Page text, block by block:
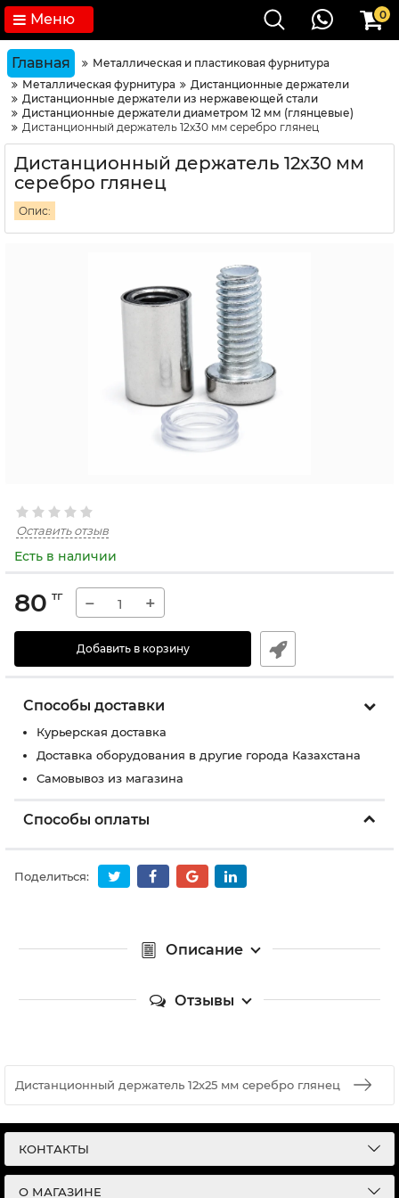
Меню 0
Главная
Металлическая и пластиковая фурнитура
Металлическая фурнитура
Дистанционные держатели
Дистанционные держатели из нержавеющей стали
Дистанционные держатели диаметром 12 мм (глянцевые)
Дистанционный держатель 12х30 мм серебро глянец
Дистанционный держатель 12х30 мм
серебро глянец
Опис:
Оставить отзыв
Есть в наличии
80 тг − +
Добавить в корзину
Способы доставки
Курьерская доставка
Доставка оборудования в другие города Казахстана
Самовывоз из магазина
Способы оплаты
Поделиться:
Описание
Отзывы
Дистанционный держатель 12х25 мм серебро глянец
КОНТАКТЫ
О МАГАЗИНЕ